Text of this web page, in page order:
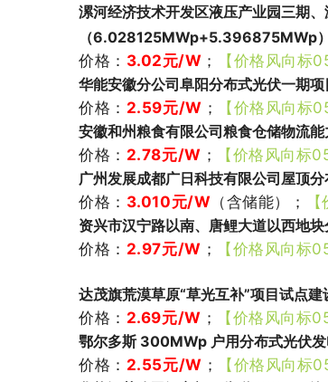
漯河经济技术开发区液压产业园三期
（6.028125MWp+5.396875MWp）
价格： 3.02元/W ；
【价格风向标
华能安徽分公司阜阳分布式光伏一期
价格： 2.59元/W ；
【价格风向标
安徽和州粮食有限公司粮食仓储物流
价格： 2.78元/W ；
【价格风向标
广州发展成都广日科技有限公司屋顶
价格： 3.010元/W （含储能）；
资兴市汉宁路以南、唐鲤大道以西地
价格： 2.97元/W ； 【价格风向标
达茂旗荒漠草原“草光互补”项目试点
价格： 2.69元/W ；
【价格风向标
鄂尔多斯 300MWp 户用分布式光伏发
价格： 2.55元/W ；
【价格风向标